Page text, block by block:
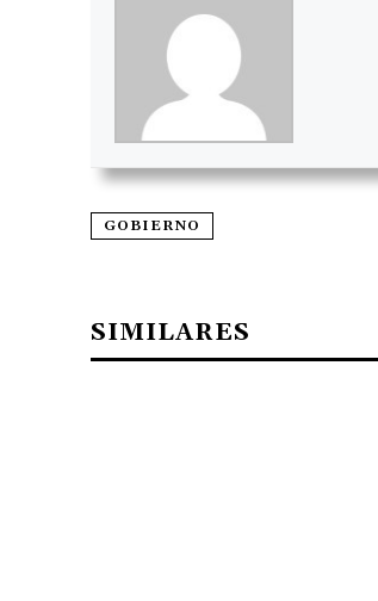
GOBIERNO
SIMILARES